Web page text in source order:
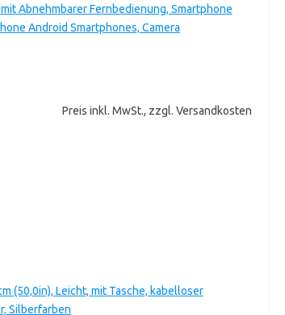
Abnehmbarer Fernbedienung, Smartphone
Android Smartphones, Camera
Preis inkl. MwSt., zzgl. Versandkosten
(50,0in), Leicht, mit Tasche, kabelloser
Silberfarben